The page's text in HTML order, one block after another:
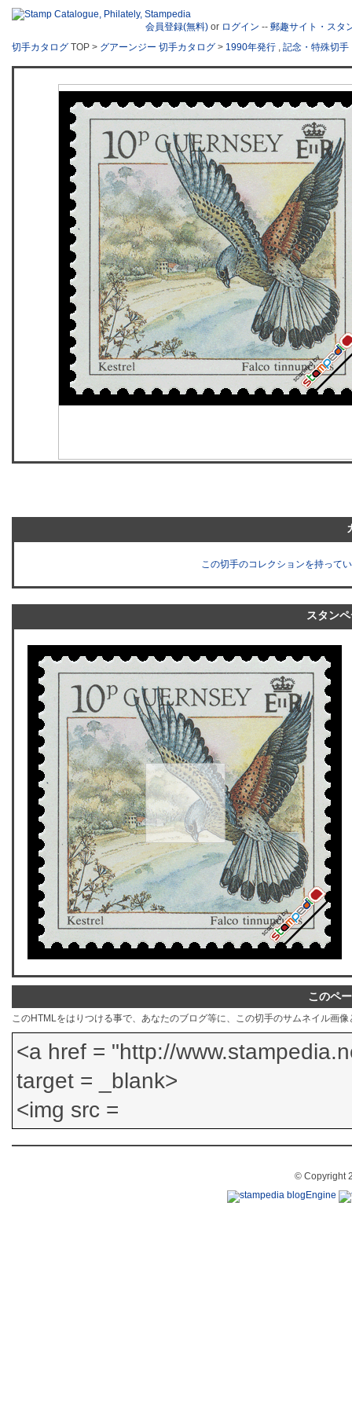
会員登録(無料) or ログイン -- 郵趣サイト・スタ
切手カタログ TOP > グアーンジー 切手カタログ > 1990年発行 , 記念・特殊切手
この切手のコレクションを持って
スタン
このペ
このHTMLをはりつける事で、あなたのブログ等に、この切手のサムネイル画
© Copyright